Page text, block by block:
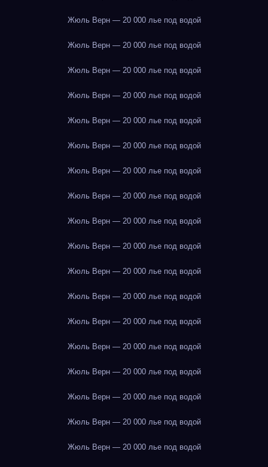
Жюль Верн — 20 000 лье под водой
Жюль Верн — 20 000 лье под водой
Жюль Верн — 20 000 лье под водой
Жюль Верн — 20 000 лье под водой
Жюль Верн — 20 000 лье под водой
Жюль Верн — 20 000 лье под водой
Жюль Верн — 20 000 лье под водой
Жюль Верн — 20 000 лье под водой
Жюль Верн — 20 000 лье под водой
Жюль Верн — 20 000 лье под водой
Жюль Верн — 20 000 лье под водой
Жюль Верн — 20 000 лье под водой
Жюль Верн — 20 000 лье под водой
Жюль Верн — 20 000 лье под водой
Жюль Верн — 20 000 лье под водой
Жюль Верн — 20 000 лье под водой
Жюль Верн — 20 000 лье под водой
Жюль Верн — 20 000 лье под водой